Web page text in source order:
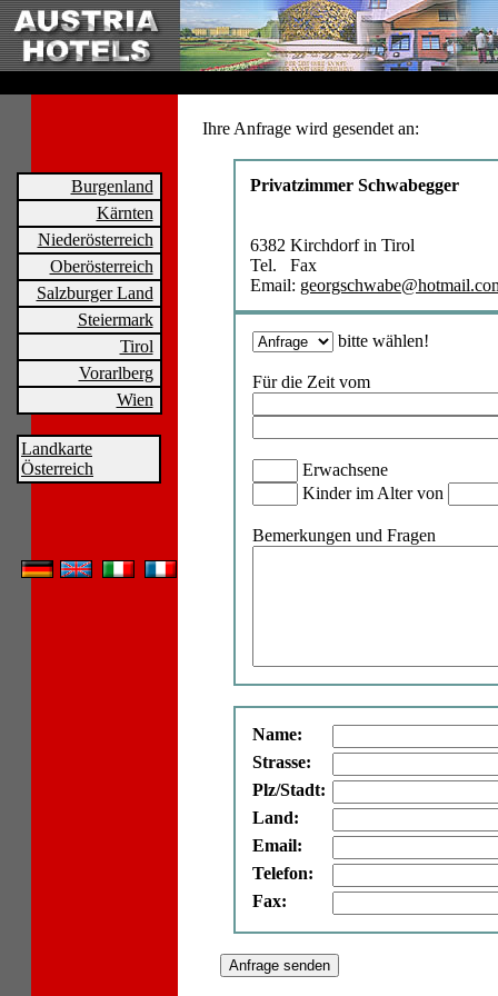
Burgenland
Kärnten
Niederösterreich
Oberösterreich
Salzburger Land
Steiermark
Tirol
Vorarlberg
Wien
Landkarte
Österreich
Ihre Anfrage wird gesendet an:
Privatzimmer Schwabegger
6382 Kirchdorf in Tirol
Tel. Fax
Email:
bitte wählen!
Für die Zeit vom
Erwachsene
Kinder im Alter von
Bemerkungen und Fragen
Name:
Strasse:
Plz/Stadt:
Land:
Email:
Telefon:
Fax: